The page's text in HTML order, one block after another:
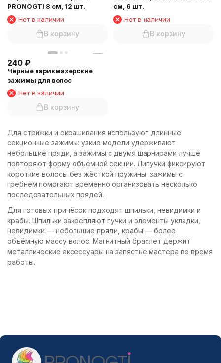
PRONOGTI 8 см, 12 шт.
Нет в наличии
В корзину
см, 6 шт.
Нет в наличии
В корзину
240 ₽
Чёрные парикмахерские
зажимы для волос
Нет в наличии
В корзину
Для стрижки и окрашивания используют длинные
секционные зажимы: узкие модели удерживают
небольшие пряди, а зажимы с двумя шарнирами лучше
повторяют форму объёмной секции. Липучки фиксируют
короткие волосы без жёсткой пружины, зажимы с
гребнем помогают временно организовать несколько
последовательных прядей.
Для готовых причёсок подходят шпильки, невидимки и
крабы. Шпильки закрепляют пучки и элементы укладки,
невидимки — небольшие пряди, крабы — более
объёмную массу волос. Магнитный браслет держит
металлические аксессуары на запястье мастера во время
работы.